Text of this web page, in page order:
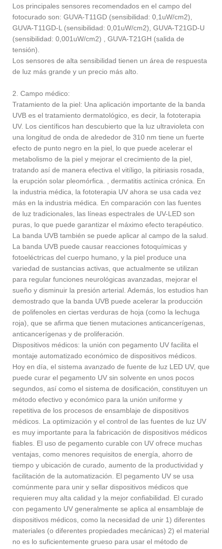
Los principales sensores recomendados en el campo del
fotocurado son: GUVA-T11GD (sensibilidad: 0,1uW/cm2),
GUVA-T11GD-L (sensibilidad: 0,01uW/cm2), GUVA-T21GD-U
(sensibilidad: 0,001uW/cm2) , GUVA-T21GH (salida de
tensión).
Los sensores de alta sensibilidad tienen un área de respuesta
de luz más grande y un precio más alto.
2. Campo médico:
Tratamiento de la piel: Una aplicación importante de la banda
UVB es el tratamiento dermatológico, es decir, la fototerapia
UV. Los científicos han descubierto que la luz ultravioleta con
una longitud de onda de alrededor de 310 nm tiene un fuerte
efecto de punto negro en la piel, lo que puede acelerar el
metabolismo de la piel y mejorar el crecimiento de la piel,
tratando así de manera efectiva el vitíligo, la pitiriasis rosada,
la erupción solar pleomórfica. , dermatitis actínica crónica. En
la industria médica, la fototerapia UV ahora se usa cada vez
más en la industria médica. En comparación con las fuentes
de luz tradicionales, las líneas espectrales de UV-LED son
puras, lo que puede garantizar el máximo efecto terapéutico.
La banda UVB también se puede aplicar al campo de la salud.
La banda UVB puede causar reacciones fotoquímicas y
fotoeléctricas del cuerpo humano, y la piel produce una
variedad de sustancias activas, que actualmente se utilizan
para regular funciones neurológicas avanzadas, mejorar el
sueño y disminuir la presión arterial. Además, los estudios han
demostrado que la banda UVB puede acelerar la producción
de polifenoles en ciertas verduras de hoja (como la lechuga
roja), que se afirma que tienen mutaciones anticancerígenas,
anticancerígenas y de proliferación.
Dispositivos médicos: la unión con pegamento UV facilita el
montaje automatizado económico de dispositivos médicos.
Hoy en día, el sistema avanzado de fuente de luz LED UV, que
puede curar el pegamento UV sin solvente en unos pocos
segundos, así como el sistema de dosificación, constituyen un
método efectivo y económico para la unión uniforme y
repetitiva de los procesos de ensamblaje de dispositivos
médicos. La optimización y el control de las fuentes de luz UV
es muy importante para la fabricación de dispositivos médicos
fiables. El uso de pegamento curable con UV ofrece muchas
ventajas, como menores requisitos de energía, ahorro de
tiempo y ubicación de curado, aumento de la productividad y
facilitación de la automatización. El pegamento UV se usa
comúnmente para unir y sellar dispositivos médicos que
requieren muy alta calidad y la mejor confiabilidad. El curado
con pegamento UV generalmente se aplica al ensamblaje de
dispositivos médicos, como la necesidad de unir 1) diferentes
materiales (o diferentes propiedades mecánicas) 2) el material
no es lo suficientemente grueso para usar el método de